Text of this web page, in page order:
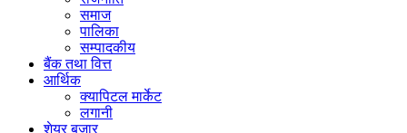
समाज
पालिका
सम्पादकीय
बैंक तथा वित्त
आर्थिक
क्यापिटल मार्केट
लगानी
शेयर बजार